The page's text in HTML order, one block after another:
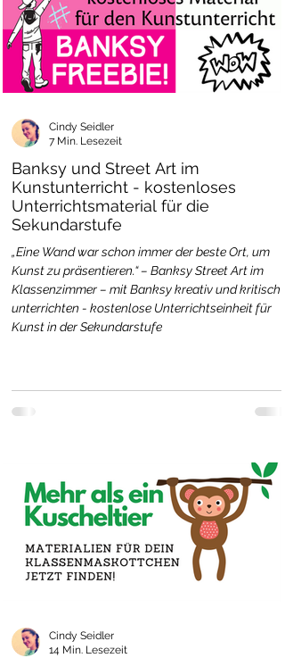
Banksy und Street Art im
Kunstunterricht - kostenloses
Unterrichtsmaterial für die
Sekundarstufe
„Eine Wand war schon immer der beste Ort, um
Kunst zu präsentieren.“ – Banksy Street Art im
Klassenzimmer – mit Banksy kreativ und kritisch
unterrichten - kostenlose Unterrichtseinheit für
Kunst in der Sekundarstufe
Cindy Seidler
7 Min. Lesezeit
Cindy Seidler
14 Min. Lesezeit